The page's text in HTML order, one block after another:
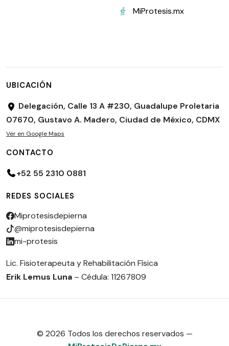
MiProtesis.mx
UBICACIÓN
Delegación, Calle 13 A #230, Guadalupe Proletaria
07670, Gustavo A. Madero, Ciudad de México, CDMX
Ver en Google Maps
CONTACTO
+52 55 2310 0881
REDES SOCIALES
Miprotesisdepierna
@miprotesisdepierna
mi-protesis
Lic. Fisioterapeuta y Rehabilitación Física
Erik Lemus Luna – Cédula: 11267809
© 2026 Todos los derechos reservados —